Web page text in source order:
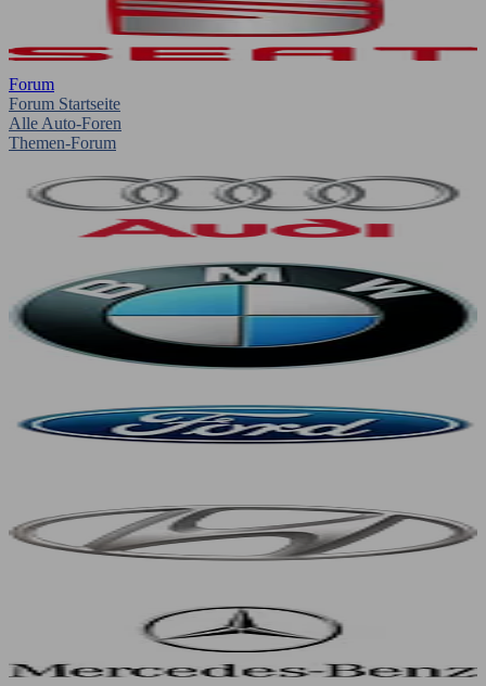
Forum
Forum Startseite
Alle Auto-Foren
Themen-Forum